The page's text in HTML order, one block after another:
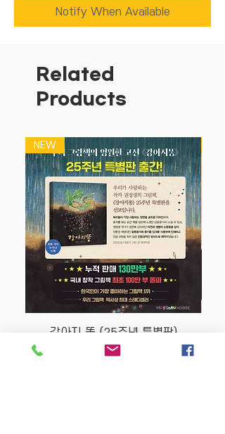
Notify When Available
Related
Products
NEW
강아지 똥 (25주년 특별판)
Price
$22.50